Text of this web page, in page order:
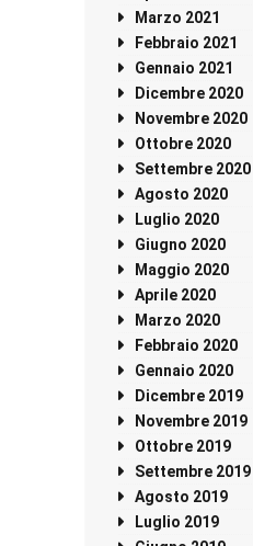
Marzo 2021
Febbraio 2021
Gennaio 2021
Dicembre 2020
Novembre 2020
Ottobre 2020
Settembre 2020
Agosto 2020
Luglio 2020
Giugno 2020
Maggio 2020
Aprile 2020
Marzo 2020
Febbraio 2020
Gennaio 2020
Dicembre 2019
Novembre 2019
Ottobre 2019
Settembre 2019
Agosto 2019
Luglio 2019